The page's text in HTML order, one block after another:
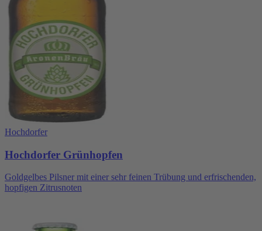
Hochdorfer
Hochdorfer Grünhopfen
Goldgelbes Pilsner mit einer sehr feinen Trübung und erfrischenden,
hopfigen Zitrusnoten